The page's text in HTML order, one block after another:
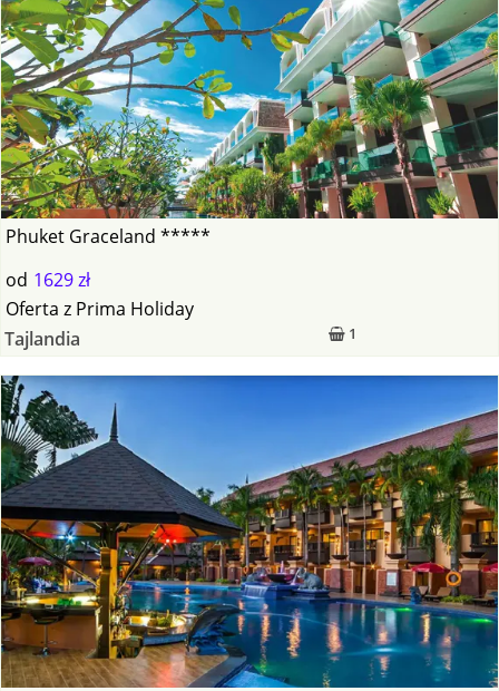
Phuket Graceland *****
od 1629 zł
1
Oferta z Prima Holiday
Tajlandia